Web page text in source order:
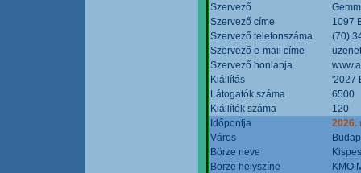
Szervező
Szervező címe
1097
Szervező telefonszáma
(70)
Szervező e-mail címe
Szervező honlapja
Kiállítás
'2027
Látogatók száma
6500
Kiállítók száma
120
Időpontja
2026.
Város
Börze neve
Börze helyszíne
KMO